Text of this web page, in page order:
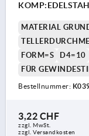
MATERIAL
FORM=S
D4=10
FÜR
Bestellnummer:
3,22 CHF
zzgl. MwSt.
zzgl. Versandkosten